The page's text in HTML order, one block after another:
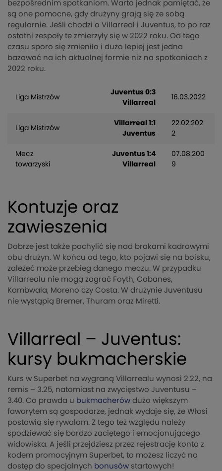
bezpośrednim spotkaniom. Warto jednak pamiętać, że
są one pomocne, gdy drużyny grają się ze sobą
regularnie. Jeśli chodzi o Villarreal i Juventus, to po raz
ostatni zespoły te zmierzyły się w 2022 roku. Od tego
czasu sporo się zmieniło i dużo lepiej jest jedna
bazować na ich aktualnej formie niż na spotkaniach z
2022 roku.
Liga Mistrzów
Juventus 0:3
Villarreal
16.03.2022
Liga Mistrzów
Villarreal 1:1
Juventus
22.02.202
2
Mecz
towarzyski
Juventus 1:4
Villarreal
07.08.200
9
Kontuzje oraz
zawieszenia
Dobrze jest także pochylić się nad brakami kadrowymi
obu drużyn. W końcu od tego, kto pojawi się na boisku,
zależeć może przebieg danego meczu. W przypadku
Villarrealu nie mogą zagrać Foyth, Cabanes,
Kambwala, Moreno czy Costa. W drużynie Juventusu
nie wystąpią Bremer, Thuram oraz Miretti.
Villarreal – Juventus:
kursy bukmacherskie
Kurs w Superbet na wygraną Villarrealu wynosi 2.22, na
remis – 3.25, natomiast na zwycięstwo Juventusu –
3.40. Co prawda u bukmacherów dużo większym
faworytem są gospodarze, jednak wydaje się, że Włosi
postawią się rywalom. Z tego też względu należy
spodziewać się bardzo zaciętego i emocjonującego
widowiska. A jeśli przejdziesz przez rejestrację konta z
kodem promocyjnym Superbet, to możesz liczyć na
dostęp do specjalnych bonusów startowych!